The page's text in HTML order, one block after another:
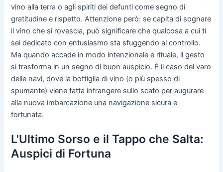
vino alla terra o agli spiriti dei defunti come segno di
gratitudine e rispetto. Attenzione però: se capita di sognare
il vino che si rovescia, può significare che qualcosa a cui ti
sei dedicato con entusiasmo sta sfuggendo al controllo.
Ma quando accade in modo intenzionale e rituale, il gesto
si trasforma in un segno di buon auspicio. È il caso del varo
delle navi, dove la bottiglia di vino (o più spesso di
spumante) viene fatta infrangere sullo scafo per augurare
alla nuova imbarcazione una navigazione sicura e
fortunata.
L'Ultimo Sorso e il Tappo che Salta:
Auspici di Fortuna